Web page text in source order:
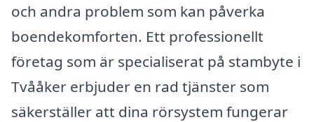
och andra problem som kan påverka
boendekomforten. Ett professionellt
företag som är specialiserat på stambyte i
Tvååker erbjuder en rad tjänster som
säkerställer att dina rörsystem fungerar